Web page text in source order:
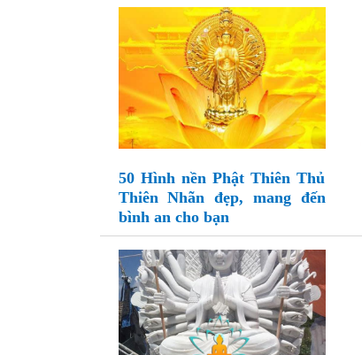
50 Hình nền Phật Thiên Thủ
Thiên Nhãn đẹp, mang đến
bình an cho bạn